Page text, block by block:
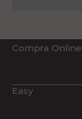
Compra Online
Easy